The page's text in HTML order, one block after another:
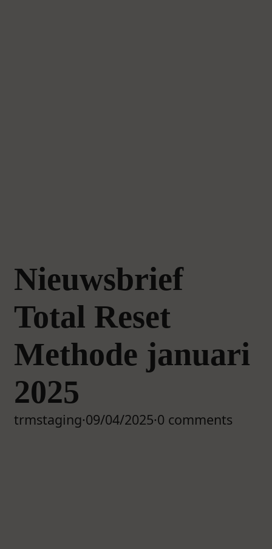
Nieuwsbrief
Total Reset
Methode januari
2025
trmstaging·09/04/2025·0 comments